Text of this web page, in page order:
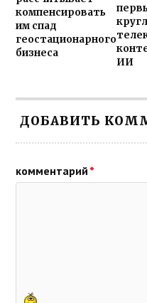
компенсировать
им спад
геостационарного
бизнеса
ИИ
ДОБАВИТЬ
комментарий *